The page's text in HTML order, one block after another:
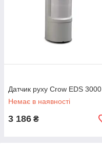
Датчик руху Crow EDS 3000
Немає в наявності
3 186 ₴